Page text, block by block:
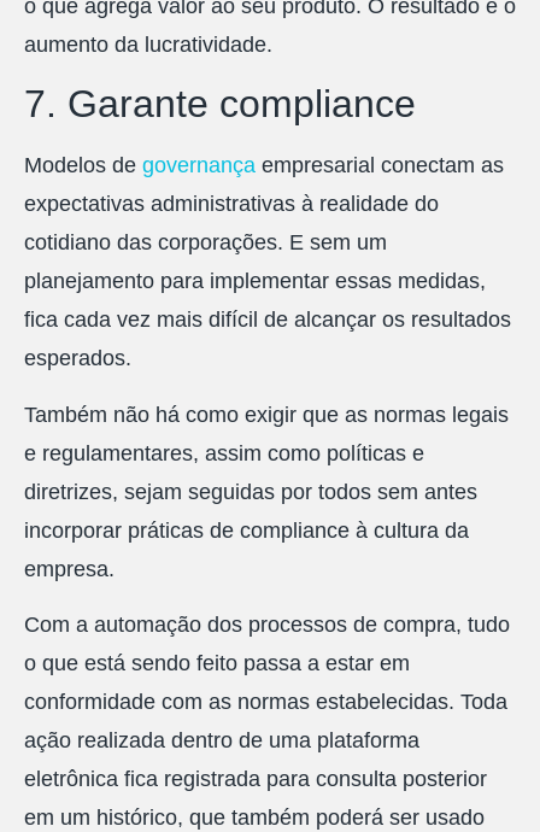
o que agrega valor ao seu produto. O resultado é o
aumento da lucratividade.
7. Garante compliance
Modelos de governança empresarial conectam as
expectativas administrativas à realidade do
cotidiano das corporações. E sem um
planejamento para implementar essas medidas,
fica cada vez mais difícil de alcançar os resultados
esperados.
Também não há como exigir que as normas legais
e regulamentares, assim como políticas e
diretrizes, sejam seguidas por todos sem antes
incorporar práticas de compliance à cultura da
empresa.
Com a automação dos processos de compra, tudo
o que está sendo feito passa a estar em
conformidade com as normas estabelecidas. Toda
ação realizada dentro de uma plataforma
eletrônica fica registrada para consulta posterior
em um histórico, que também poderá ser usado